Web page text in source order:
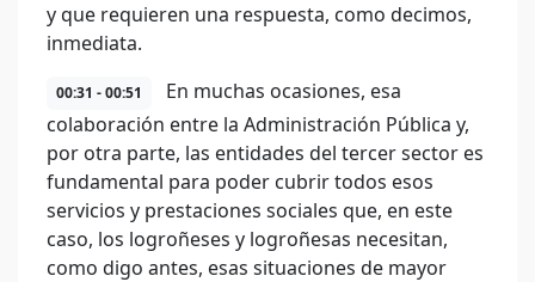
y que requieren una respuesta, como decimos,
inmediata.
00:31 - 00:51
En muchas ocasiones, esa
colaboración entre la Administración Pública y,
por otra parte, las entidades del tercer sector es
fundamental para poder cubrir todos esos
servicios y prestaciones sociales que, en este
caso, los logroñeses y logroñesas necesitan,
como digo antes, esas situaciones de mayor